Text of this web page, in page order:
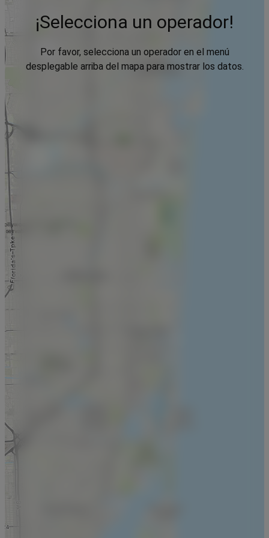
¡Selecciona un operador!
Por favor, selecciona un operador en el menú
desplegable arriba del mapa para mostrar los datos.